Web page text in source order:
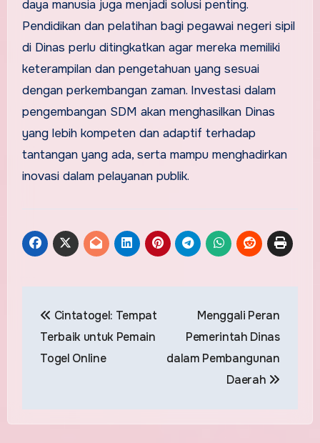
daya manusia juga menjadi solusi penting.
Pendidikan dan pelatihan bagi pegawai negeri sipil
di Dinas perlu ditingkatkan agar mereka memiliki
keterampilan dan pengetahuan yang sesuai
dengan perkembangan zaman. Investasi dalam
pengembangan SDM akan menghasilkan Dinas
yang lebih kompeten dan adaptif terhadap
tantangan yang ada, serta mampu menghadirkan
inovasi dalam pelayanan publik.
navigation
Cintatogel: Tempat
Terbaik untuk Pemain
Togel Online
Menggali Peran
Pemerintah Dinas
dalam Pembangunan
Daerah